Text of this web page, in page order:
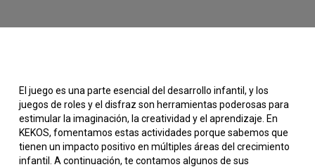
El juego es una parte esencial del desarrollo infantil, y los
juegos de roles y el disfraz son herramientas poderosas para
estimular la imaginación, la creatividad y el aprendizaje. En
KEKOS, fomentamos estas actividades porque sabemos que
tienen un impacto positivo en múltiples áreas del crecimiento
infantil. A continuación, te contamos algunos de sus